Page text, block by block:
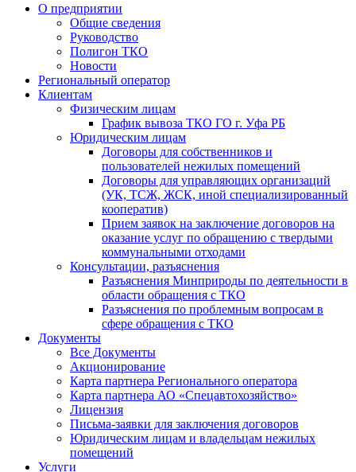
О предприятии
Общие сведения
Руководство
Полигон ТКО
Новости
Региональный оператор
Клиентам
Физическим лицам
График вывоза ТКО ГО г. Уфа РБ
Юридическим лицам
Договоры для собственников и
пользователей нежилых помещений
Договоры для управляющих организаций
(УК, ТСЖ, ЖСК, иной специализированный
кооператив)
Прием заявок на заключение договоров на
оказание услуг по обращению с твердыми
коммунальными отходами
Консультации, разъяснения
Разъяснения Минприроды по деятельности в
области обращения с ТКО
Разъяснения по проблемным вопросам в
сфере обращения с ТКО
Документы
Все Документы
Акционирование
Карта партнера Регионального оператора
Карта партнера АО «Спецавтохозяйство»
Лицензия
Письма-заявки для заключения договоров
Юридическим лицам и владельцам нежилых
помещений
Услуги